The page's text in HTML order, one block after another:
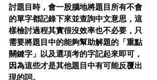
討題目時，會一股腦地將題目所有不會
的單字都記錄下來並查詢中文意思，這
樣檢討過程其實很沒效率也不必要，只
需要將題目中的能夠幫助解題的「重點
關鍵字」以及選項考的字記起來即可，
因為這些才是其他題目中有可能反覆出
現的詞。